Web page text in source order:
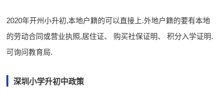
2020年开州小升初,本地户籍的可以直接上.外地户籍的要有本地
的劳动合同或营业执照,居住证、 购买社保证明、 积分入学证明.
可询问教育局.
深圳小学升初中政策